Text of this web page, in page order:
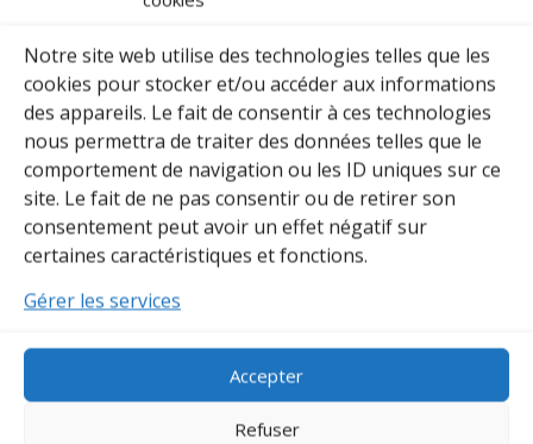
Notre site web utilise des technologies telles que les
cookies pour stocker et/ou accéder aux informations
des appareils. Le fait de consentir à ces technologies
nous permettra de traiter des données telles que le
comportement de navigation ou les ID uniques sur ce
site. Le fait de ne pas consentir ou de retirer son
consentement peut avoir un effet négatif sur
certaines caractéristiques et fonctions.
Gérer les services
Accepter
Refuser
Description
Informations complémentaires
Avis (0)
Information Matière
Housse noir 100% coton
Broderie face discipline martiale
incluse